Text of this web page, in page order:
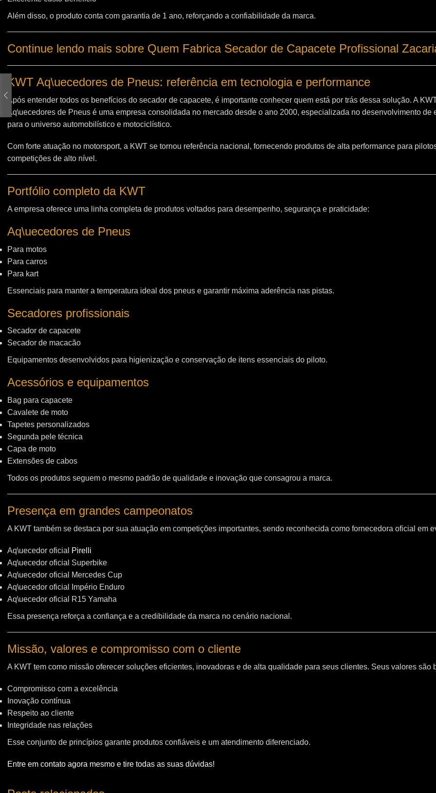
Além disso, o produto conta com garantia de 1 ano, reforçando a confiabilidade da marca.
Continue lendo mais sobre Quem Fabrica Secador de Capacete Profissional
KWT Aq\uecedores de Pneus: referência em tecnologia e performance
Após entender todos os benefícios do secador de capacete, é importante conhecer quem está por trás dessa solução. A
Aq\uecedores de Pneus é uma empresa consolidada no mercado desde o ano 2000, especializada no desenvolvimento de
para o universo automobilístico e motociclístico.
Com forte atuação no motorsport, a KWT se tornou referência nacional, fornecendo produtos de alta performance para
competições de alto nível.
Portfólio completo da KWT
A empresa oferece uma linha completa de produtos voltados para desempenho, segurança e praticidade:
Aq\uecedores de Pneus
Para motos
Para carros
Para kart
Essenciais para manter a temperatura ideal dos pneus e garantir máxima aderência nas pistas.
Secadores profissionais
Secador de capacete
Secador de macacão
Equipamentos desenvolvidos para higienização e conservação de itens essenciais do piloto.
Acessórios e equipamentos
Bag para capacete
Cavalete de moto
Tapetes personalizados
Segunda pele técnica
Capa de moto
Extensões de cabos
Todos os produtos seguem o mesmo padrão de qualidade e inovação que consagrou a marca.
Presença em grandes campeonatos
A KWT também se destaca por sua atuação em competições importantes, sendo reconhecida como fornecedora oficial em
Aq\uecedor oficial
Pirelli
Aq\uecedor oficial Superbike
Aq\uecedor oficial Mercedes Cup
Aq\uecedor oficial Império Enduro
Aq\uecedor oficial R15 Yamaha
Essa presença reforça a confiança e a credibilidade da marca no cenário nacional.
Missão, valores e compromisso com o cliente
A KWT tem como missão oferecer soluções eficientes, inovadoras e de alta qualidade para seus clientes. Seus valores são
Compromisso com a excelência
Inovação contínua
Respeito ao cliente
Integridade nas relações
Esse conjunto de princípios garante produtos confiáveis e um atendimento diferenciado.
Entre em contato agora mesmo e tire todas as suas dúvidas!